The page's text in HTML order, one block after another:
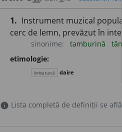
1. Instrument muzical
cerc de lemn, prevăzut în
sinonime: tamburină
etimologie:
limba turcă daire
info Lista completă de definiții se